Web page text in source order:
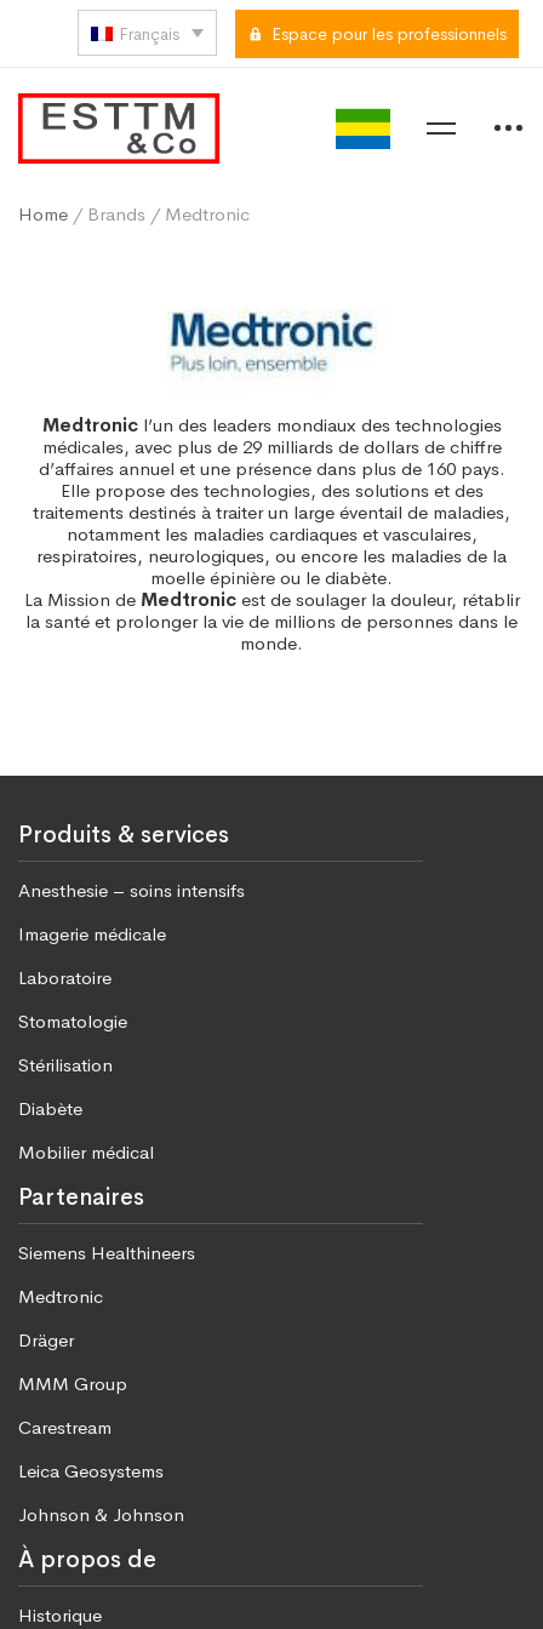
Français Espace pour les professionnels
Home / Brands / Medtronic
Medtronicl’un des leaders mondiaux des technologies
médicales, avec plus de 29 milliards de dollars de chiffre
d’affaires annuel et une présence dans plus de 160 pays.
Elle propose des technologies, des solutions et des
traitements destinés à traiter un large éventail de maladies,
notamment les maladies cardiaques et vasculaires,
respiratoires, neurologiques, ou encore les maladies de la
moelle épinière ou le diabète.
La Mission de Medtronicest de soulager la douleur, rétablir
la santé et prolonger la vie de millions de personnes dans le
monde.
Produits & services
Anesthesie – soins intensifs
Imagerie médicale
Laboratoire
Stomatologie
Stérilisation
Diabète
Mobilier médical
Partenaires
Siemens Healthineers
Medtronic
Dräger
MMM Group
Carestream
Leica Geosystems
Johnson & Johnson
À propos de
Historique